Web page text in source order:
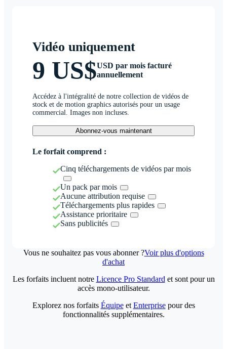
Vidéo uniquement
9 US$USD par mois facturé
annuellement
Accédez à l'intégralité de notre collection de vidéos de
stock et de motion graphics autorisés pour un usage
commercial. Images non incluses.
Abonnez-vous maintenant
Le forfait comprend :
Cinq téléchargements de vidéos par mois
Un pack par mois
Aucune attribution requise
Téléchargements plus rapides
Assistance prioritaire
Sans publicités
Vous ne souhaitez pas vous abonner ?Voir plus d'options
d'achat
Les forfaits incluent notre Licence Pro Standard et sont pour un
accès mono-utilisateur.
Explorez nos forfaits Équipeet Enterprisepour des
fonctionnalités supplémentaires.